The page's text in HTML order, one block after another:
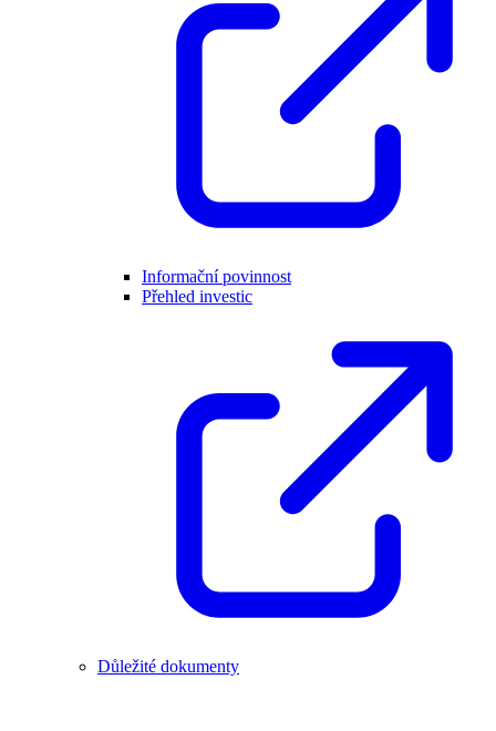
Informační povinnost
Přehled investic
Důležité dokumenty